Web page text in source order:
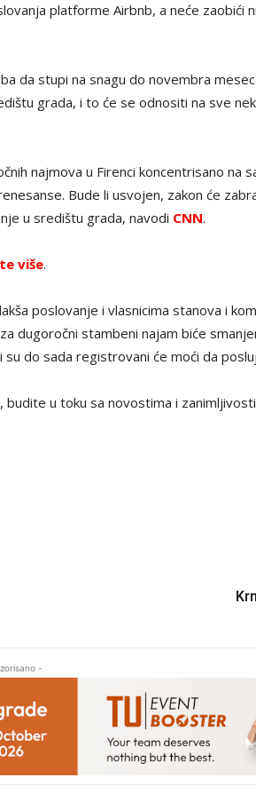
platforme Airbnb, a neće zaobići
da stupi na snagu do novembra
grada, i to će se odnositi na sve
najmova u Firenci koncentrisano na
Bude li usvojen, zakon će
u središtu grada, navodi CNN.
više.
poslovanje i vlasnicima stanova i
dugoročni stambeni najam biće
do sada registrovani će moći da
budite u toku sa novostima i
-